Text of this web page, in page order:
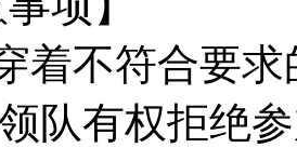
着不符合要
队有权拒绝